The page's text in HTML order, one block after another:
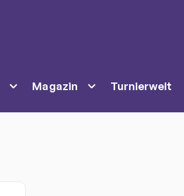
Magazin Turnierwelt